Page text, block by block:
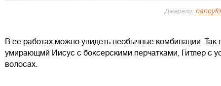
Джерело:
В ее работах можно увидеть необычные комбинации.
умирающмй Иисус с боксерскими перчатками, Гитлер с
волосах.